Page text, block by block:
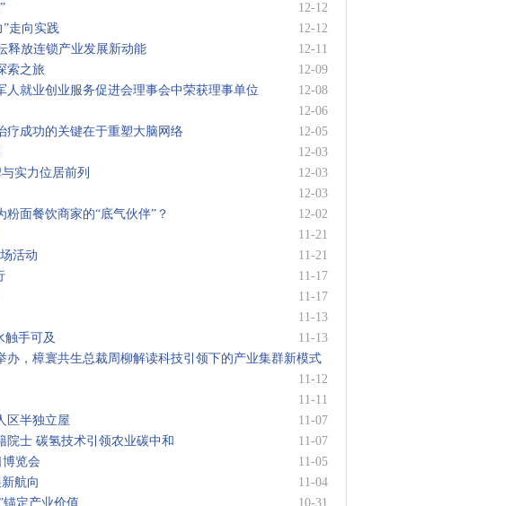
12-12
走向实践
12-12
释放连锁产业发展新动能
12-11
索之旅
12-09
人就业创业服务促进会理事会中荣获理事单位
12-08
12-06
疗成功的关键在于重塑大脑网络
12-05
12-03
实力位居前列
12-03
12-03
面餐饮商家的“底气伙伴”？
12-02
11-21
活动
11-21
11-17
11-17
11-13
触手可及
11-13
，樟寰共生总裁周柳解读科技引领下的产业集群新模式
11-12
11-11
区半独立屋
11-07
院士 碳氢技术引领农业碳中和
11-07
览会
11-05
航向
11-04
锚定产业价值
10-31